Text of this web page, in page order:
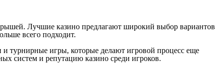
Лучшие казино предлагают широкий выбор вариантов
всего подходит.
турнирные игры, которые делают игровой процесс еще
систем и репутацию казино среди игроков.